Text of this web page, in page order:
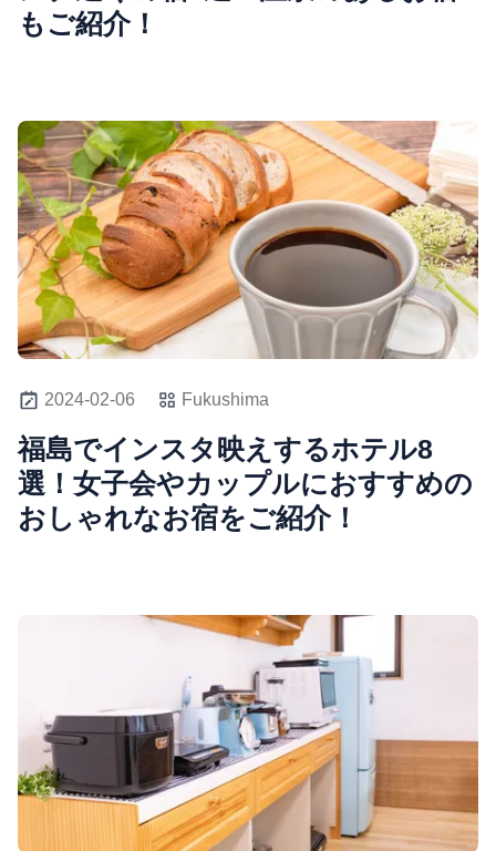
もご紹介！
2024-02-06 Fukushima
福島でインスタ映えするホテル8
選！女子会やカップルにおすすめの
おしゃれなお宿をご紹介！